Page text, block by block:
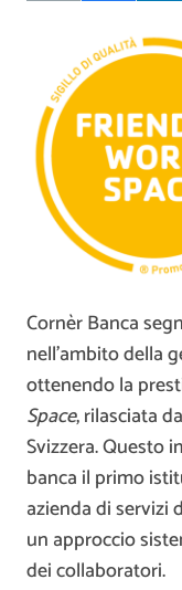
Cornèr Banca
nell’ambito della
ottenendo la
Space, rilasciata
Svizzera. Questo
banca il primo
azienda di servizi
un approccio
dei collaboratori.